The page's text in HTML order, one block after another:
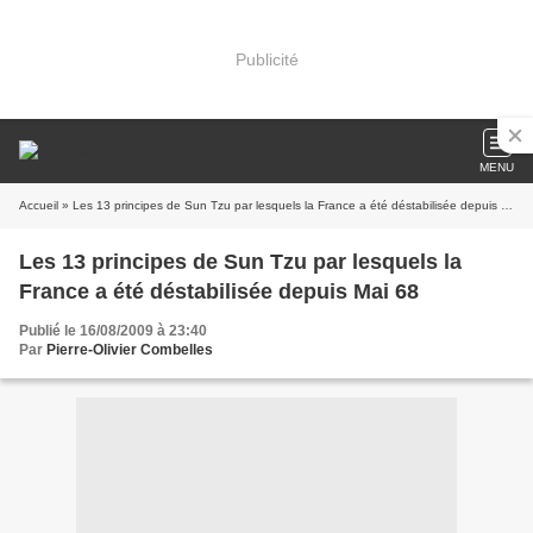
Publicité
MENU
Accueil » Les 13 principes de Sun Tzu par lesquels la France a été déstabilisée depuis Mai 68
Les 13 principes de Sun Tzu par lesquels la
France a été déstabilisée depuis Mai 68
Publié le 16/08/2009 à 23:40
Par Pierre-Olivier Combelles